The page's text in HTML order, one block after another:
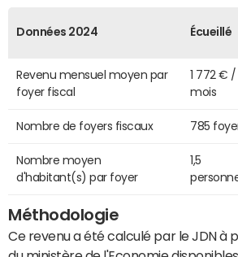
Données 2024 Écueillé
Revenu mensuel moyen par
foyer fiscal
1 772 €
mois
Nombre de foyers fiscaux 785
Nombre moyen
d'habitant(s) par foyer
1,5
Méthodologie
Ce revenu a été calculé par le JDN à